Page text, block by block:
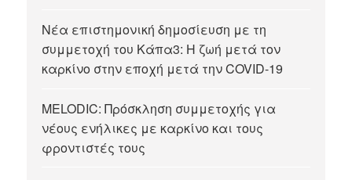
Νέα επιστημονική δημοσίευση με τη
συμμετοχή του Κάπα3: Η ζωή μετά τον
καρκίνο στην εποχή μετά την COVID-19
MELODIC: Πρόσκληση συμμετοχής για
νέους ενήλικες με καρκίνο και τους
φροντιστές τους